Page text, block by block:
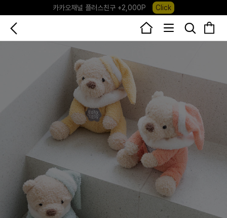
포레포레 앱 다운로드 +3,000P
Down
하우스오브캐러셀, 국내단독 프리오더(~8/10) Click